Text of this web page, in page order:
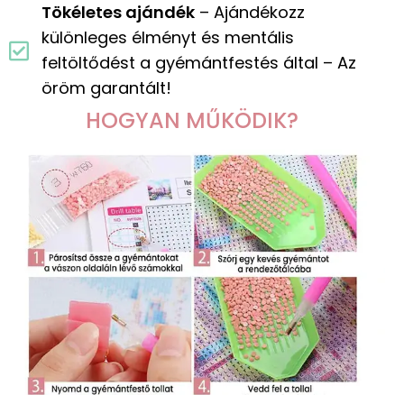
Tökéletes ajándék – Ajándékozz
különleges élményt és mentális
feltöltődést a gyémántfestés által – Az
öröm garantált!
HOGYAN MŰKÖDIK?